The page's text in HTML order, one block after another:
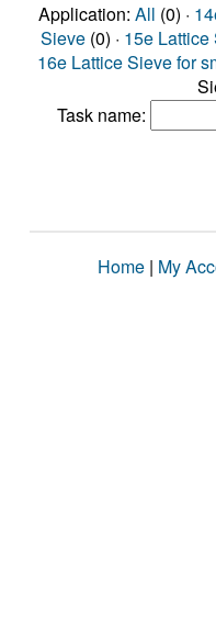
Application: All (0) ·
Sieve (0) · 15e
16e Lattice Sieve for
Task name:
Home | My